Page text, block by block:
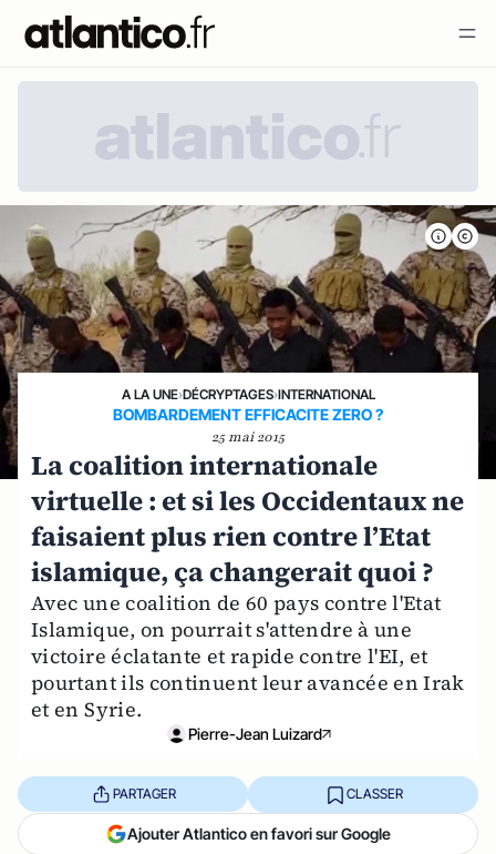
A LA UNE›DÉCRYPTAGES›INTERNATIONAL
BOMBARDEMENT EFFICACITE ZERO ?
25 mai 2015
La coalition internationale
virtuelle : et si les Occidentaux ne
faisaient plus rien contre l’Etat
islamique, ça changerait quoi ?
Avec une coalition de 60 pays contre l'Etat
Islamique, on pourrait s'attendre à une
victoire éclatante et rapide contre l'EI, et
pourtant ils continuent leur avancée en Irak
et en Syrie.
Pierre-Jean Luizard
PARTAGER CLASSER
Ajouter Atlantico en favori sur Google